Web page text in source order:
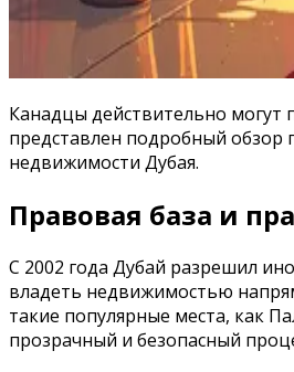
Канадцы действительно могут
представлен подробный
недвижимости Дубая.
Правовая база и
С 2002 года Дубай разрешил
владеть недвижимостью
такие популярные места, как
прозрачный и безопасный